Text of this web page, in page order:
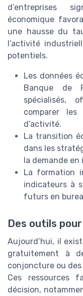
d’entreprises
économique
une hausse du
l’activité
potentiels.
Les données
Banque de
spécialisés,
comparer
d’activité.
La transition
dans les
la demande
La formation
indicateurs à
futurs en
Des outils
Aujourd’hui, il
gratuitement à
conjoncture ou
Ces ressources
décision,